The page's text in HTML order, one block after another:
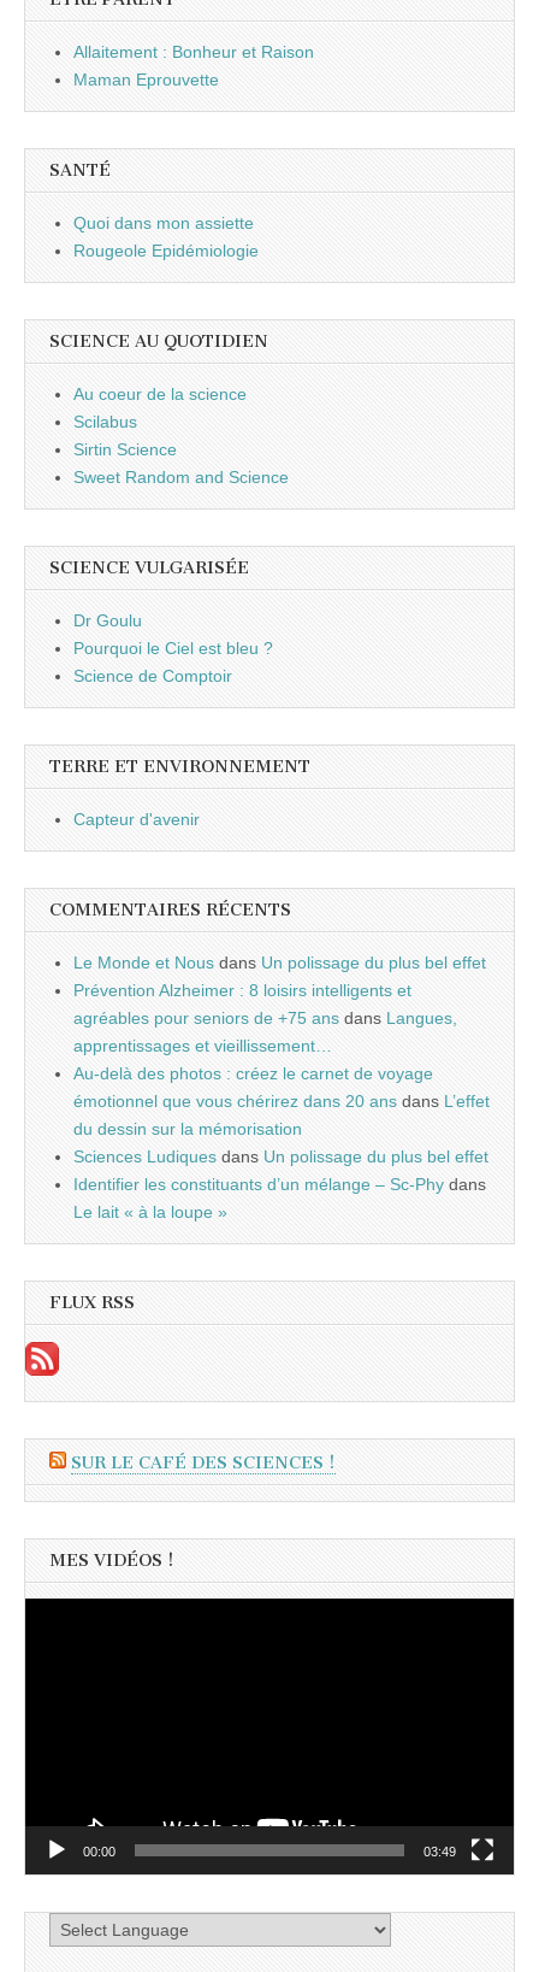
Allaitement : Bonheur et Raison
Maman Eprouvette
SANTÉ
Quoi dans mon assiette
Rougeole Epidémiologie
SCIENCE AU QUOTIDIEN
Au coeur de la science
Scilabus
Sirtin Science
Sweet Random and Science
SCIENCE VULGARISÉE
Dr Goulu
Pourquoi le Ciel est bleu ?
Science de Comptoir
TERRE ET ENVIRONNEMENT
Capteur d'avenir
COMMENTAIRES RÉCENTS
Le Monde et Nous dans Un polissage du plus bel effet
Prévention Alzheimer : 8 loisirs intelligents et
agréables pour seniors de +75 ans dans Langues,
apprentissages et vieillissement…
Au-delà des photos : créez le carnet de voyage
émotionnel que vous chérirez dans 20 ans dans L’effet
du dessin sur la mémorisation
Sciences Ludiques dans Un polissage du plus bel effet
Identifier les constituants d’un mélange – Sc-Phy dans
Le lait « à la loupe »
FLUX RSS
SUR LE CAFÉ DES SCIENCES !
MES VIDÉOS !
00:00 03:49